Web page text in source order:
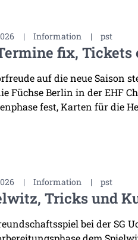
| Information | pst
fix,
auf die neue Saison
Füchse Berlin in der EHF
fest, Karten für die
| Information | pst
Tricks und
bei der SG